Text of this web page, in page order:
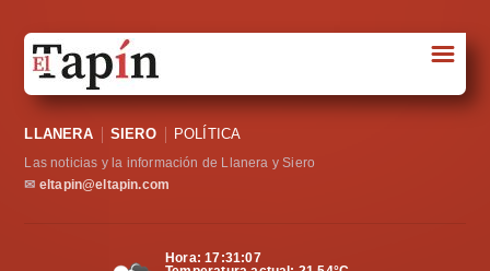
Sociedad
Política
☰
LLANERA SIERO POLÍTICA
Las noticias y la información de Llanera y Siero
✉ eltapin@eltapin.com
Hora:17:31:07